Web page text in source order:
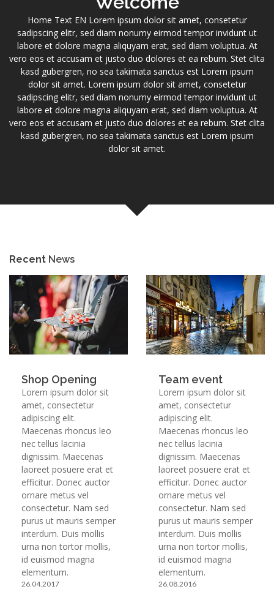
Home Text EN Lorem ipsum dolor sit amet, consetetur
sadipscing elitr, sed diam nonumy eirmod tempor invidunt ut
labore et dolore magna aliquyam erat, sed diam voluptua. At
vero eos et accusam et justo duo dolores et ea rebum. Stet clita
kasd gubergren, no sea takimata sanctus est Lorem ipsum
dolor sit amet. Lorem ipsum dolor sit amet, consetetur
sadipscing elitr, sed diam nonumy eirmod tempor invidunt ut
labore et dolore magna aliquyam erat, sed diam voluptua. At
vero eos et accusam et justo duo dolores et ea rebum. Stet clita
kasd gubergren, no sea takimata sanctus est Lorem ipsum
dolor sit amet.
Recent News
Shop Opening
Lorem ipsum dolor sit
amet, consectetur
adipiscing elit.
Maecenas rhoncus leo
nec tellus lacinia
dignissim. Maecenas
laoreet posuere erat et
efficitur. Donec auctor
ornare metus vel
consectetur. Nam sed
purus ut mauris semper
interdum. Duis mollis
urna non tortor mollis,
id euismod magna
elementum.
26.04.2017
Team event
Lorem ipsum dolor sit
amet, consectetur
adipiscing elit.
Maecenas rhoncus leo
nec tellus lacinia
dignissim. Maecenas
laoreet posuere erat et
efficitur. Donec auctor
ornare metus vel
consectetur. Nam sed
purus ut mauris semper
interdum. Duis mollis
urna non tortor mollis,
id euismod magna
elementum.
26.08.2016